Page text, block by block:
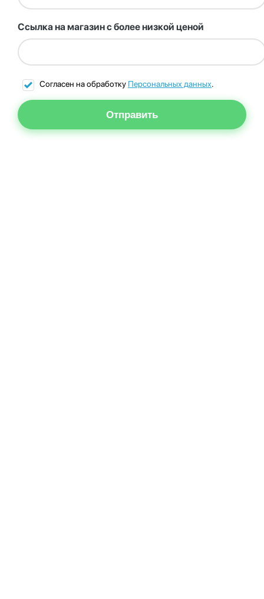
Ссылка на магазин с более низкой ценой
Согласен на обработку Персональных данных.
Отправить